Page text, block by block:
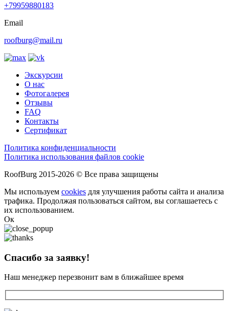
+79959880183
Email
roofburg@mail.ru
Экскурсии
О нас
Фотогалерея
Отзывы
FAQ
Контакты
Сертификат
Политика конфиденциальности
Политика использования файлов cookie
RoofBurg 2015-2026 © Все права защищены
Мы используем cookies для улучшения работы сайта и анализа
трафика. Продолжая пользоваться сайтом, вы соглашаетесь с
их использованием.
Ок
Спасибо за заявку!
Наш менеджер перезвонит вам в ближайшее время